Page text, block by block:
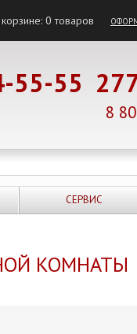
0товаров
55-55
8
СЕРВИС
КОМНАТЫ